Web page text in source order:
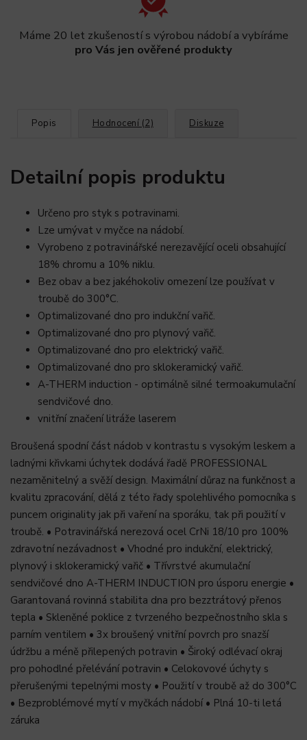
Máme 20 let zkušeností s výrobou nádobí a vybíráme
pro Vás jen ověřené produkty
Popis Hodnocení (2) Diskuze
Detailní popis produktu
Určeno pro styk s potravinami.
Lze umývat v myčce na nádobí.
Vyrobeno z potravinářské nerezavějící oceli obsahující
18% chromu a 10% niklu.
Bez obav a bez jakéhokoliv omezení lze používat v
troubě do 300°C.
Optimalizované dno pro indukční vařič.
Optimalizované dno pro plynový vařič.
Optimalizované dno pro elektrický vařič.
Optimalizované dno pro sklokeramický vařič.
A-THERM induction - optimálně silné termoakumulační
sendvičové dno.
vnitřní značení litráže laserem
Broušená spodní část nádob v kontrastu s vysokým leskem a
ladnými křivkami úchytek dodává řadě PROFESSIONAL
nezaměnitelný a svěží design. Maximální důraz na funkčnost a
kvalitu zpracování, dělá z této řady spolehlivého pomocníka s
puncem originality jak při vaření na sporáku, tak při použití v
troubě. • Potravinářská nerezová ocel CrNi 18/10 pro 100%
zdravotní nezávadnost • Vhodné pro indukční, elektrický,
plynový i sklokeramický vařič • Třívrstvé akumulační
sendvičové dno A-THERM INDUCTION pro úsporu energie •
Garantovaná rovinná stabilita dna pro bezztrátový přenos
tepla • Skleněné poklice z tvrzeného bezpečnostního skla s
parním ventilem • 3x broušený vnitřní povrch pro snazší
údržbu a méně přilepených potravin • Široký odlévací okraj
pro pohodlné přelévání potravin • Celokovové úchyty s
přerušenými tepelnými mosty • Použití v troubě až do 300°C
• Bezproblémové mytí v myčkách nádobí • Plná 10-ti letá
záruka